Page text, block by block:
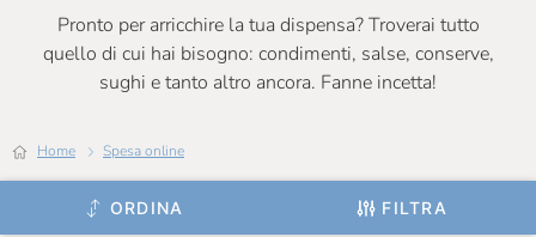
Pronto per arricchire la tua dispensa? Troverai tutto
quello di cui hai bisogno: condimenti, salse, conserve,
sughi e tanto altro ancora. Fanne incetta!
Home Spesa online
ORDINA FILTRA
De Carlo
De Mori
Di Leo